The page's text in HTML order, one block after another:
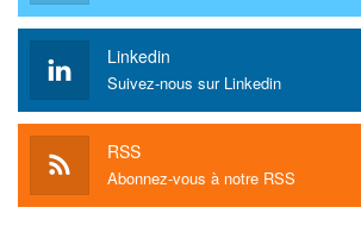
Linkedin
Suivez-nous sur Linkedin
RSS
Abonnez-vous à notre RSS